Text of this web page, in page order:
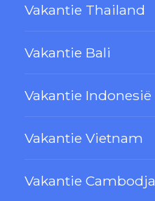
Vakantie Thailand
Vakantie Bali
Vakantie Indonesië
Vakantie Vietnam
Vakantie Cambodja